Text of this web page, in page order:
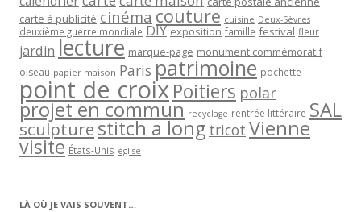
carte à publicité cinéma couture cuisine Deux-Sèvres
deuxième guerre mondiale DIY exposition famille festival fleur
jardin lecture marque-page monument commémoratif
oiseau papier maison Paris patrimoine pochette
point de croixPoitiers polar
projet en commun recyclage rentrée littéraire SAL
sculpturestitch a long tricot Vienne
visite États-Unis église
LÀ OÙ JE VAIS SOUVENT…